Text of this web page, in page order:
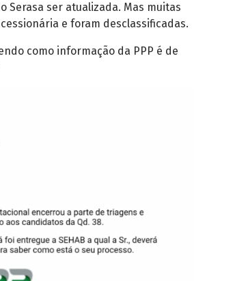
Serasa ser atualizada. Mas muitas
e foram desclassificadas.
como informação da PPP é de